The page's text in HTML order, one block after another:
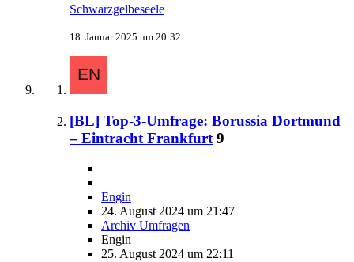
Schwarzgelbeseele
18. Januar 2025 um 20:32
[BL] Top-3-Umfrage: Borussia Dortmund
– Eintracht Frankfurt 9
Engin
24. August 2024 um 21:47
Archiv Umfragen
Engin
25. August 2024 um 22:11